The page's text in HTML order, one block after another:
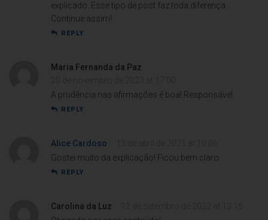
explicado. Esse tipo de post faz toda diferença.
Continue assim!
REPLY
Maria Fernanda da Paz
A prudência nas afirmações é boa! Responsável.
REPLY
Alice Cardoso
Gostei muito da explicação! Ficou bem claro.
REPLY
Carolina da Luz